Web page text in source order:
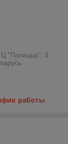
"Палаццо", 3
работы